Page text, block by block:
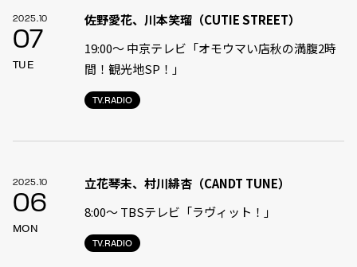
2025.10
07
TUE
TV.RADIO
佐野愛花、川本笑瑠（CUTIE STREET）
19:00〜 中京テレビ「オモウマい店秋の満腹2時
間！観光地SP！」
2025.10
06
MON
TV.RADIO
立花琴未、村川緋杏（CANDT TUNE）
8:00〜 TBSテレビ「ラヴィット！」